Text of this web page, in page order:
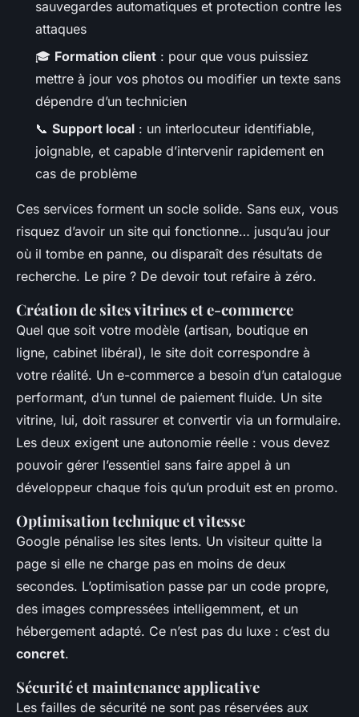
sauvegardes automatiques et protection contre les
attaques
🎓 Formation client : pour que vous puissiez
mettre à jour vos photos ou modifier un texte sans
dépendre d’un technicien
📞 Support local : un interlocuteur identifiable,
joignable, et capable d’intervenir rapidement en
cas de problème
Ces services forment un socle solide. Sans eux, vous
risquez d’avoir un site qui fonctionne… jusqu’au jour
où il tombe en panne, ou disparaît des résultats de
recherche. Le pire ? De devoir tout refaire à zéro.
Création de sites vitrines et e-commerce
Quel que soit votre modèle (artisan, boutique en
ligne, cabinet libéral), le site doit correspondre à
votre réalité. Un e-commerce a besoin d’un catalogue
performant, d’un tunnel de paiement fluide. Un site
vitrine, lui, doit rassurer et convertir via un formulaire.
Les deux exigent une autonomie réelle : vous devez
pouvoir gérer l’essentiel sans faire appel à un
développeur chaque fois qu’un produit est en promo.
Optimisation technique et vitesse
Google pénalise les sites lents. Un visiteur quitte la
page si elle ne charge pas en moins de deux
secondes. L’optimisation passe par un code propre,
des images compressées intelligemment, et un
hébergement adapté. Ce n’est pas du luxe : c’est du
concret.
Sécurité et maintenance applicative
Les failles de sécurité ne sont pas réservées aux